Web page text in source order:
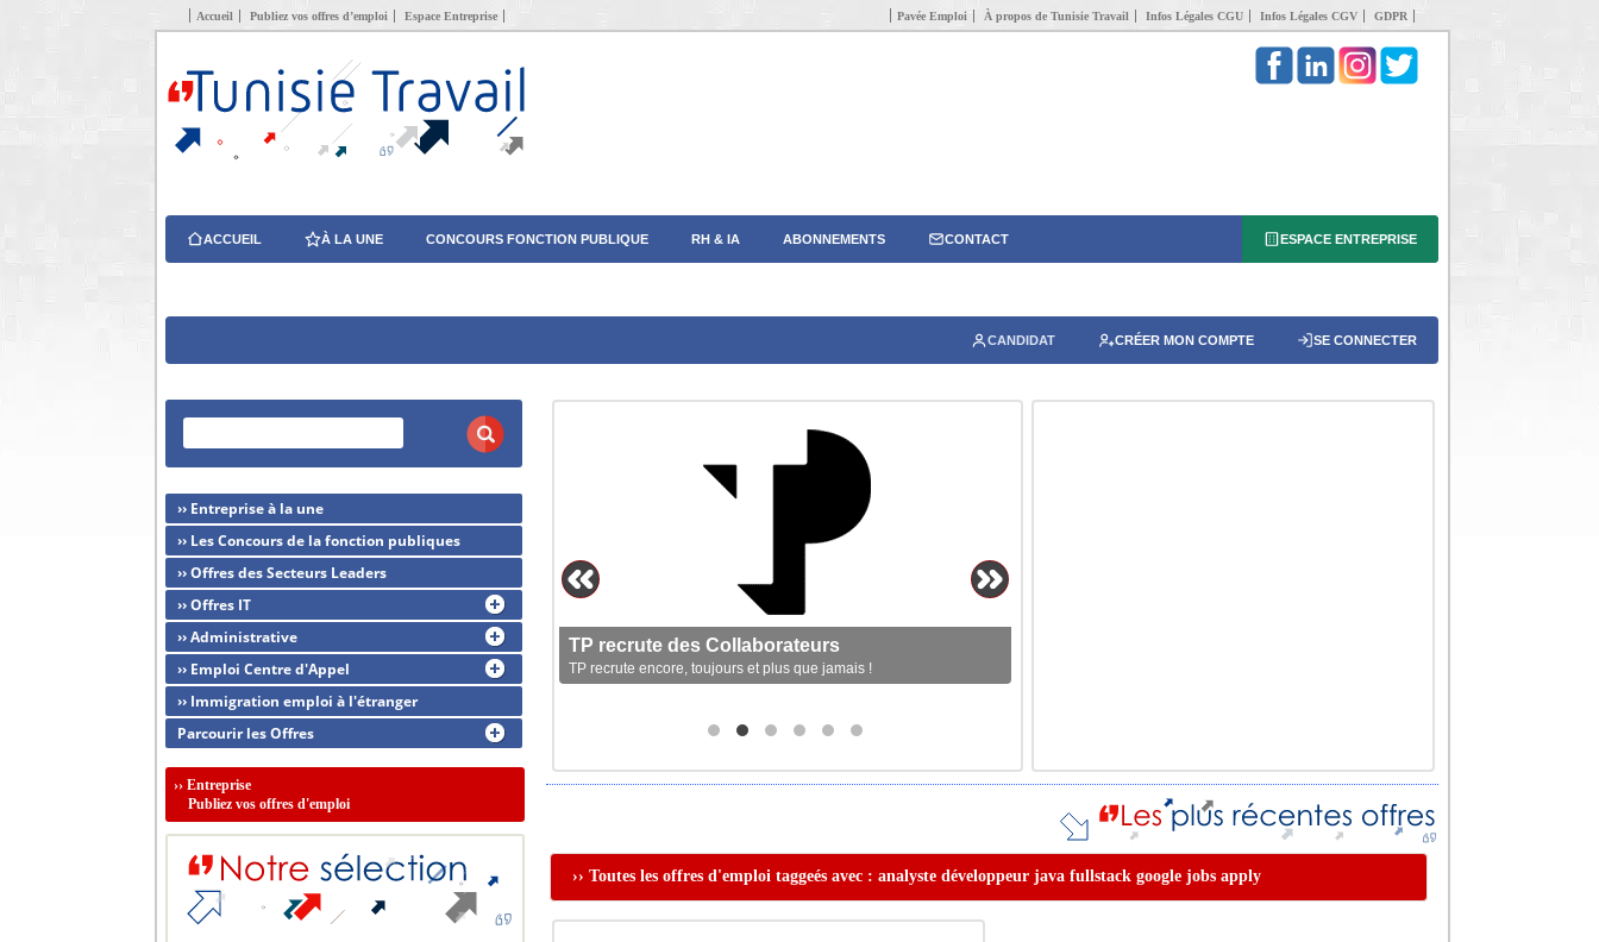
Accueil Publiez vos offres d’emploi Espace Entreprise Pavée Emploi À propos de Tunisie Travail Infos Légales CGU Infos Légales CGV GDPR
ACCUEIL À LA UNE CONCOURS FONCTION PUBLIQUE RH & IA ABONNEMENTS CONTACT ESPACE ENTREPRISE
CANDIDAT CRÉER MON COMPTE SE CONNECTER
TP recrute des Collaborateurs
TP recrute encore, toujours et plus que jamais !
›› Toutes les offres d'emploi taggeés avec : analyste développeur java fullstack google jobs apply
›› Entreprise à la une
›› Les Concours de la fonction publiques
›› Offres des Secteurs Leaders
›› Offres IT
›› Administrative
›› Emploi Centre d'Appel
›› Immigration emploi à l'étranger
Parcourir les Offres
›› Entreprise
Publiez vos offres d'emploi